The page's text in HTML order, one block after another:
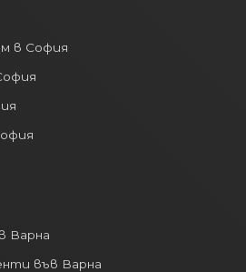
в София
Варна
във Варна